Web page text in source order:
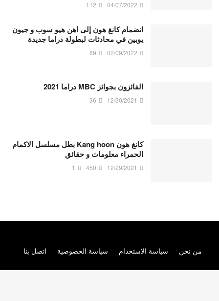
04/07/2022
112
انضمام كانغ هون إلى اهن هيو سوب و جيون
يوبين في محادثات لبطولة دراما جديدة
02/09/2022
89
الفائزون بجوائز MBC دراما 2021
12/30/2021
36
كانغ هون Kang hoon بطل مسلسل الاكمام
الحمراء معلومات و حقائق
12/29/2021
450
1
من نحن سياسة الاستخدام سياسة الخصوصية اتصل بنا